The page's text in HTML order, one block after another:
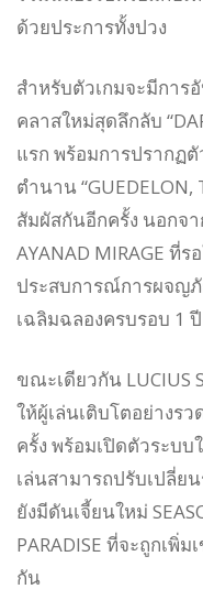
ด้วยประการทั้งปวง
สำหรับตัวเกมจะมีการ
คลาสใหม่สุดลึกลับ
แรก พร้อมการปรากฏ
ตำนาน “GUEDELON,
สัมผัสกันอีกครั้ง นอกจ
AYANAD MIRAGE ที่
ประสบการณ์การผจญ
เฉลิมฉลองครบรอบ 1 ปี
ขณะเดียวกัน LUCIUS
ให้ผู้เล่นเติบโตอย่างร
ครั้ง พร้อมเปิดตัวระบบ
เล่นสามารถปรับเปลี่ย
ยังมีดันเจี้ยนใหม่
PARADISE ที่จะถูกเพิ่
กัน